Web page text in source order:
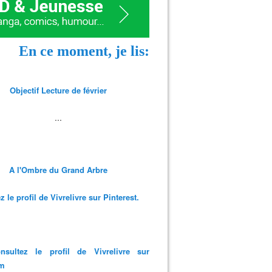
En ce moment, je lis:
Objectif Lecture de février
...
A l'Ombre du Grand Arbre
le profil de Vivrelivre sur Pinterest.
le profil de Vivrelivre sur